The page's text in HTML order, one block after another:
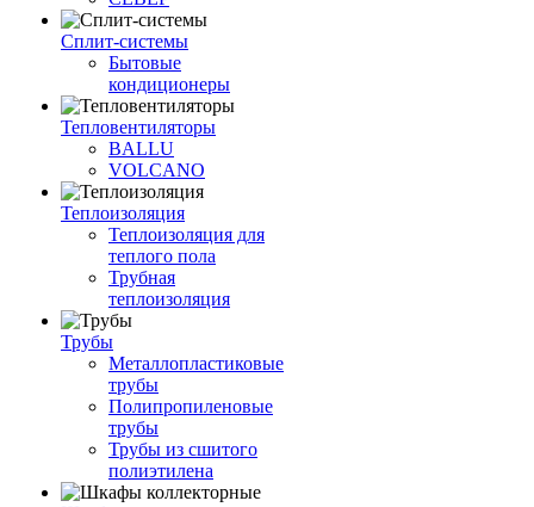
Сплит-системы
Бытовые
кондиционеры
Тепловентиляторы
BALLU
VOLCANO
Теплоизоляция
Теплоизоляция для
теплого пола
Трубная
теплоизоляция
Трубы
Металлопластиковые
трубы
Полипропиленовые
трубы
Трубы из сшитого
полиэтилена